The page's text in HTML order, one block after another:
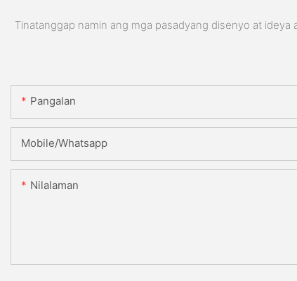
Tinatanggap namin ang mga pasadyang disenyo at
Pangalan
Mobile/Whatsapp
Nilalaman